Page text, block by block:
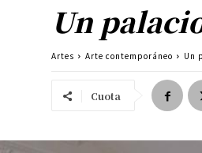
Un
Artes Arte contemporáneo Un
Cuota